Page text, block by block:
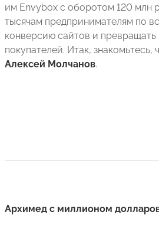
им Envybox с оборотом 120 млн
тысячам предпринимателям по
конверсию сайтов и превращать
покупателей. Итак,
Алексей Молчанов.
Архимед с миллионом